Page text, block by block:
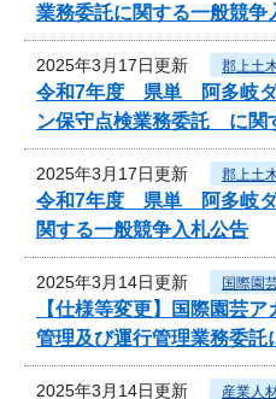
業務委託に関する一般競争
2025年3月17日更新 郡上土
令和7年度 県単 阿多岐ダ
ン保守点検業務委託 に関
2025年3月17日更新 郡上土
令和7年度 県単 阿多岐
関する一般競争入札公告
2025年3月14日更新 国際園
【仕様等変更】国際園芸
管理及び運行管理業務委
2025年3月14日更新 産業人